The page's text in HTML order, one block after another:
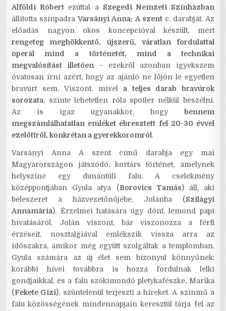
Alföldi Róbertezúttal a Szegedi Nemzeti Színházban
állította színpadraVarsányi Anna: A szentc. darabját. Az
előadás nagyon okos koncepcióval készült, mert
rengeteg meghökkentő, újszerű, váratlan fordulattal
operál mind a történetét, mind a technikai
megvalósítást illetően– ezekről azonban igyekszem
óvatosan írni azért, hogy az ajánló ne lőjön le egyetlen
bravúrt sem. Viszont, mivel a teljes darab bravúrok
sorozata, szinte lehetetlen róla spoiler nélkül beszélni.
Az is igaz ugyanakkor, hogy bennem
megszámlálhatatlan emléket ébresztett fel 20-30 évvel
ezelőttről, konkrétan a gyerekkoromról.
Varsányi Anna A szent című darabja egy mai
Magyarországon játszódó, kortárs történet, amelynek
helyszíne egy dunántúli falu. A cselekmény
középpontjában Gyula atya (Borovics Tamás) áll, aki
beleszeret a házvezetőnőjébe, Jolánba (Szilágyi
Annamária). Érzelmei hatására úgy dönt, lemond papi
hivatásáról. Jolán viszont, bár viszonozza a férfi
érzéseit, nosztalgiával emlékszik vissza arra az
időszakra, amikor még együtt szolgáltak a templomban.
Gyula számára az új élet sem bizonyul könnyűnek:
korábbi hívei továbbra is hozzá fordulnak lelki
gondjaikkal, és a falu szókimondó pletykafészke, Marika
(Fekete Gizi), szüntelenül terjeszti a híreket. A színmű a
falu közösségének mindennapjain keresztül tárja fel az